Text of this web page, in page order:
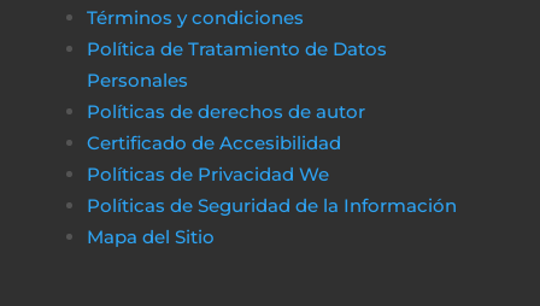
Términos y condiciones
Política de Tratamiento de Datos
Personales
Políticas de derechos de autor
Certificado de Accesibilidad
Políticas de Privacidad We
Políticas de Seguridad de la Información
Mapa del Sitio